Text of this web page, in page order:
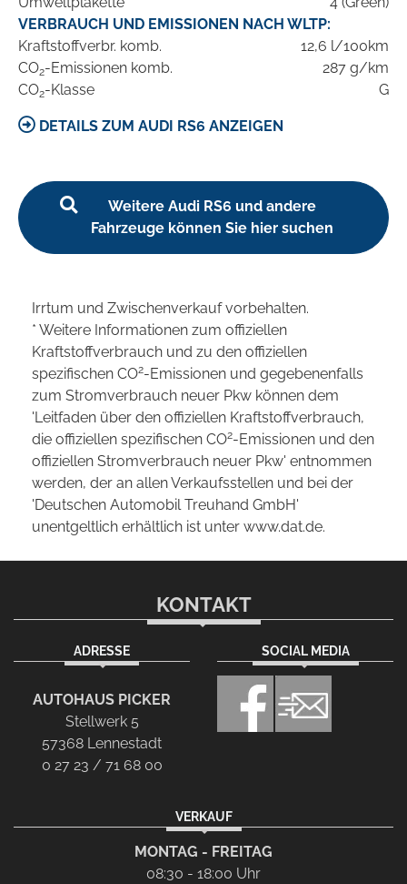
VERBRAUCH UND EMISSIONEN NACH WLTP:
Kraftstoffverbr. komb.
12,6 l/100km
CO2-Emissionen komb.
287 g/km
CO2-Klasse G
DETAILS ZUM AUDI RS6 ANZEIGEN
Weitere Audi RS6 und andere
Fahrzeuge können Sie hier suchen
Irrtum und Zwischenverkauf vorbehalten.
* Weitere Informationen zum offiziellen
Kraftstoffverbrauch und zu den offiziellen
spezifischen CO2-Emissionen und gegebenenfalls
zum Stromverbrauch neuer Pkw können dem
'Leitfaden über den offiziellen Kraftstoffverbrauch,
die offiziellen spezifischen CO2-Emissionen und den
offiziellen Stromverbrauch neuer Pkw' entnommen
werden, der an allen Verkaufsstellen und bei der
'Deutschen Automobil Treuhand GmbH'
unentgeltlich erhältlich ist unter www.dat.de.
KONTAKT
ADRESSE
AUTOHAUS PICKER
Stellwerk 5
57368 Lennestadt
0 27 23 / 71 68 00
SOCIAL MEDIA
VERKAUF
MONTAG - FREITAG
08:30 - 18:00 Uhr